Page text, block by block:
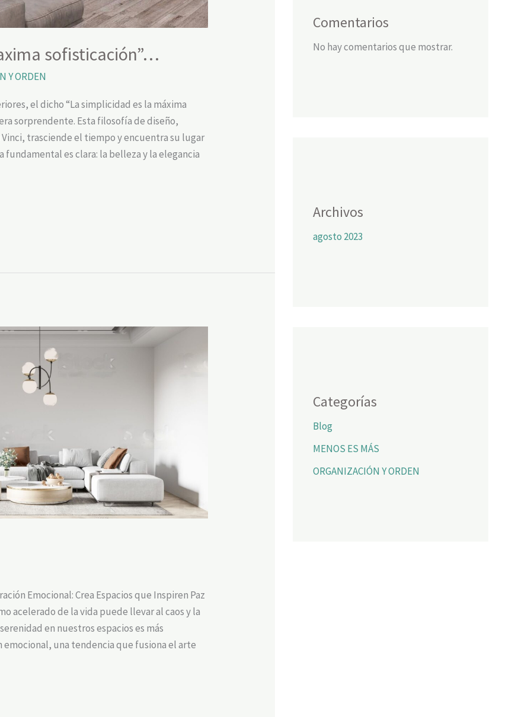
sofisticación”…
Y ORDEN
el dicho “La simplicidad es la máxima
sorprendente. Esta filosofía de diseño,
trasciende el tiempo y encuentra su lugar
fundamental es clara: la belleza y la elegancia
Emocional: Crea Espacios que Inspiren Paz
acelerado de la vida puede llevar al caos y la
en nuestros espacios es más
una tendencia que fusiona el arte
Comentarios
No hay comentarios que mostrar.
Archivos
agosto 2023
Categorías
Blog
MENOS ES MÁS
ORGANIZACIÓN Y ORDEN